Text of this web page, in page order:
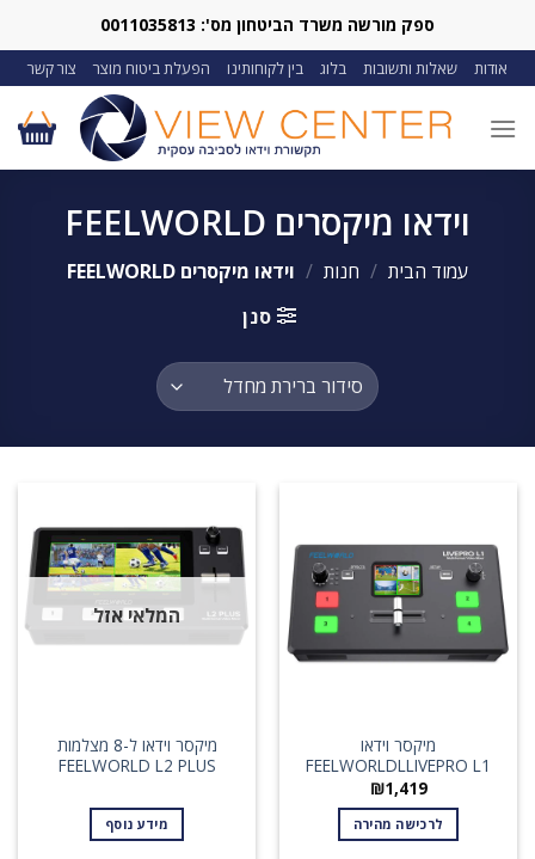
content
ספק מורשה משרד הביטחון מס': 0011035813
אודות שאלות ותשובות בלוג בין לקוחותינו הפעלת ביטוח מוצר צור קשר
וידאו מיקסרים FEELWORLD
עמוד הבית / חנות / וידאו מיקסרים FEELWORLD
סנן
מיקסר וידאו
FEELWORLDLLIVEPRO L1
₪1,419
לרכישה מהירה
המלאי אזל
מיקסר וידאו ל-8 מצלמות
FEELWORLD L2 PLUS
מידע נוסף